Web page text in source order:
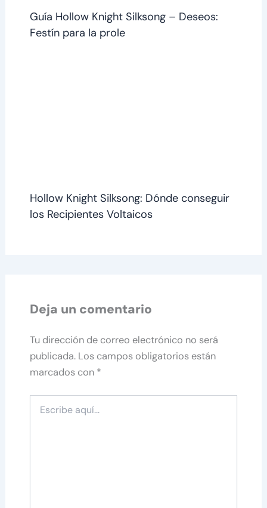
Guía Hollow Knight Silksong – Deseos:
Festín para la prole
Hollow Knight Silksong: Dónde conseguir
los Recipientes Voltaicos
Deja un comentario
Tu dirección de correo electrónico no será
publicada. Los campos obligatorios están
marcados con *
aquí...